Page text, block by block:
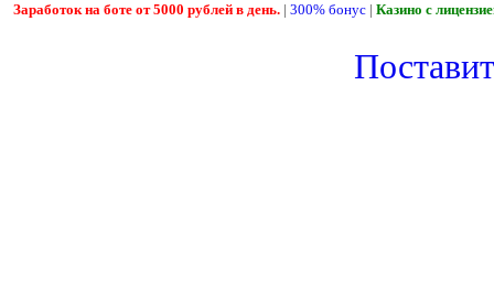
Заработок на боте от 5000 рублей в день. | 300% бонус | Казино с